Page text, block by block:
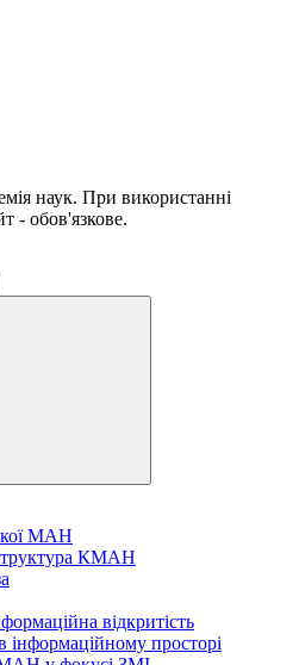
наук. При використанні
- обов'язкове.
МАН
КМАН
відкритість
просторі